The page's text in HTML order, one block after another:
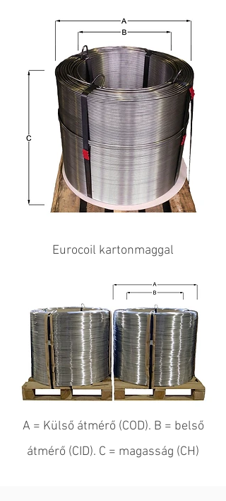
Eurocoil kartonmaggal
A = Külső átmérő (COD). B = belső
átmérő (CID). C = magasság (CH)